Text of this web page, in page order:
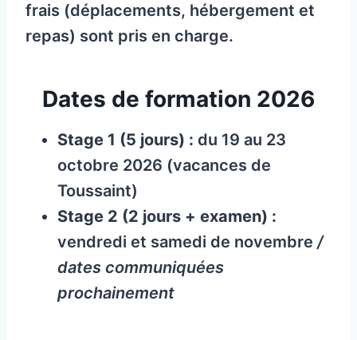
frais (déplacements, hébergement et
repas) sont pris en charge.
Dates de formation 2026
Stage 1 (5 jours) : du 19 au 23
octobre 2026 (vacances de
Toussaint)
Stage 2 (2 jours + examen) :
vendredi et samedi de novembre /
dates communiquées
prochainement